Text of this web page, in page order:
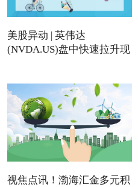
美股异动 | 英伟达
(NVDA.US)盘中快速拉升现
视焦点讯！渤海汇金多元积